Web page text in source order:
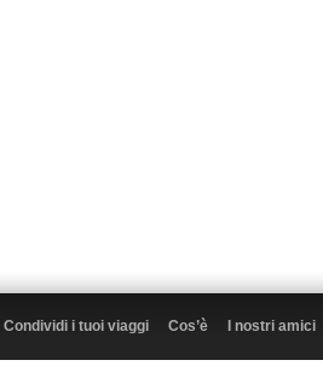
Condividi i tuoi viaggi Cos’è I nostri amici